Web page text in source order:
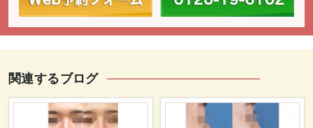
関連するブログ